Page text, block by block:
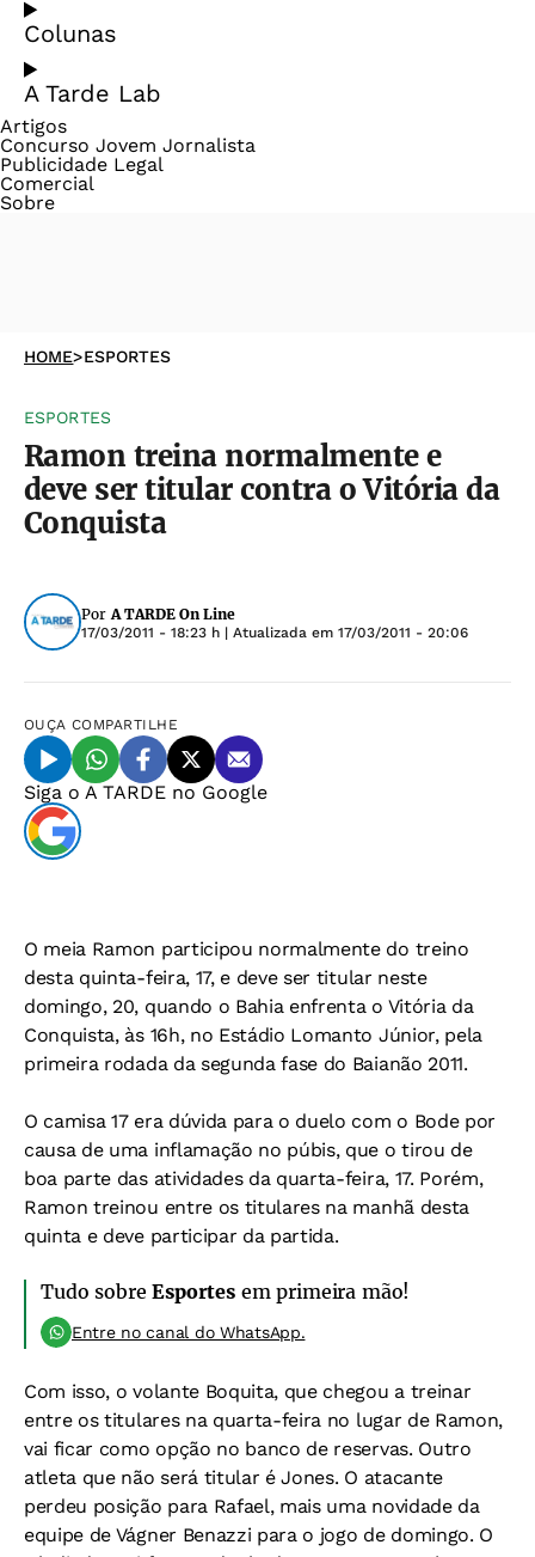
Colunas
A Tarde Lab
Artigos
Concurso Jovem Jornalista
Publicidade Legal
Comercial
Sobre
HOME>ESPORTES
ESPORTES
Ramon treina normalmente e
deve ser titular contra o Vitória da
Conquista
Por A TARDE On Line
17/03/2011 - 18:23 h | Atualizada em 17/03/2011 - 20:06
OUÇA COMPARTILHE
Siga o A TARDE no Google
O meia Ramon participou normalmente do treino
desta quinta-feira, 17, e deve ser titular neste
domingo, 20, quando o Bahia enfrenta o Vitória da
Conquista, às 16h, no Estádio Lomanto Júnior, pela
primeira rodada da segunda fase do Baianão 2011.
O camisa 17 era dúvida para o duelo com o Bode por
causa de uma inflamação no púbis, que o tirou de
boa parte das atividades da quarta-feira, 17. Porém,
Ramon treinou entre os titulares na manhã desta
quinta e deve participar da partida.
Tudo sobreEsportesem primeira mão!
Entre no canal do WhatsApp.
Com isso, o volante Boquita, que chegou a treinar
entre os titulares na quarta-feira no lugar de Ramon,
vai ficar como opção no banco de reservas. Outro
atleta que não será titular é Jones. O atacante
perdeu posição para Rafael, mais uma novidade da
equipe de Vágner Benazzi para o jogo de domingo. O